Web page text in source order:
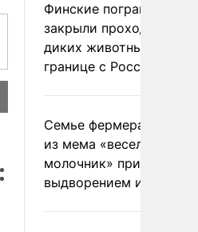
Финские пограничники
закрыли проходы для
диких животных на
границе с Россией
Семье фермера
из мема «веселый
молочник» пригрозили
выдворением из